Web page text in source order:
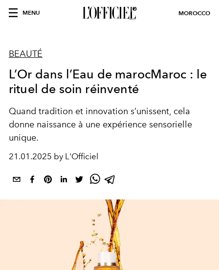
MENU MOROCCO
BEAUTÉ
L’Or dans l’Eau de marocMaroc : le
rituel de soin réinventé
Quand tradition et innovation s’unissent, cela
donne naissance à une expérience sensorielle
unique.
21.01.2025 by L'Officiel